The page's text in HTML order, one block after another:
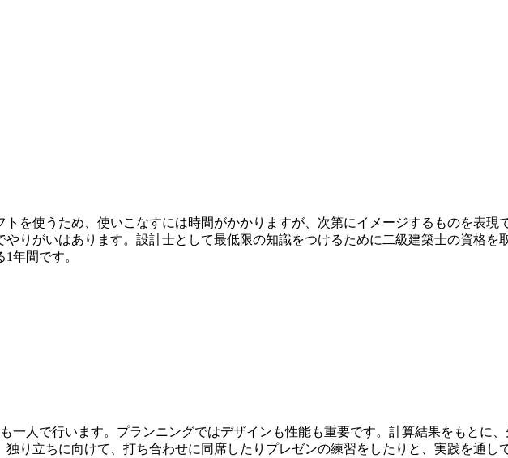
を使うため、使いこなすには時間がかかりますが、次第にイメージするものを表現
りがいはあります。設計士として最低限の知識をつけるために二級建築士の資格を
年間です。
一人で行います。プランニングではデザインも性能も重要です。計算結果をもとに
り立ちに向けて、打ち合わせに同席したりプレゼンの練習をしたりと、実践を通し